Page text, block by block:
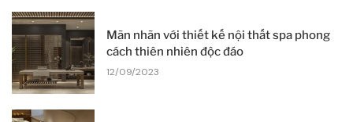
Mãn nhãn với thiết kế nội thất spa phong
cách thiên nhiên độc đáo
12/09/2023